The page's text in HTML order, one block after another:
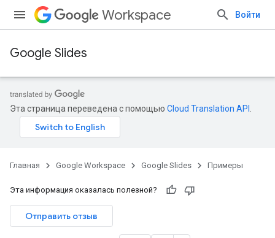
Workspace Войти
Google Slides
Эта страница переведена с помощью Cloud Translation API
Главная Google Workspace Google Slides Примеры
Эта информация оказалась полезной?
Отправить отзыв